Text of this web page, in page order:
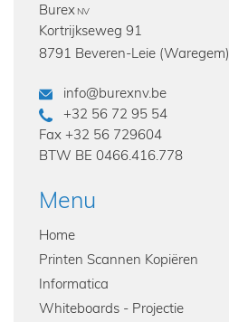
Burex NV
Kortrijkseweg 91
8791 Beveren-Leie (Waregem)
info@burexnv.be
+32 56 72 95 54
Fax +32 56 729604
BTW BE 0466.416.778
Menu
Home
Printen Scannen Kopiëren
Informatica
Whiteboards - Projectie